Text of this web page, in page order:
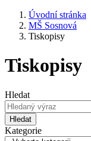
Úvodní stránka
MŠ Sosnová
Tiskopisy
Tiskopisy
Hledat
Hledat
Kategorie